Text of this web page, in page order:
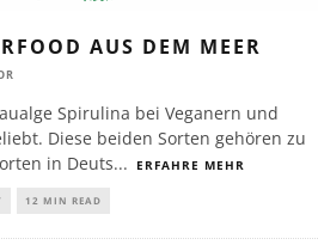
AUS DEM MEER
Spirulina bei Veganern und
Diese beiden Sorten gehören zu
in Deuts... ERFAHRE MEHR
12 MIN READ